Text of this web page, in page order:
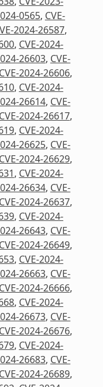
0565, CVE-
2024-26587,
, CVE-2024-
26603, CVE-
CVE-2024-26606,
, CVE-2024-
26614, CVE-
CVE-2024-26617,
, CVE-2024-
26625, CVE-
CVE-2024-26629,
, CVE-2024-
26634, CVE-
CVE-2024-26637,
, CVE-2024-
26643, CVE-
CVE-2024-26649,
, CVE-2024-
26663, CVE-
CVE-2024-26666,
, CVE-2024-
26673, CVE-
CVE-2024-26676,
, CVE-2024-
26683, CVE-
CVE-2024-26689,